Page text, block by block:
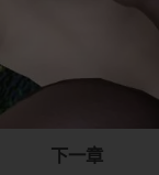
下一章